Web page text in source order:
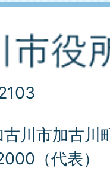
川市加古川
（代表）